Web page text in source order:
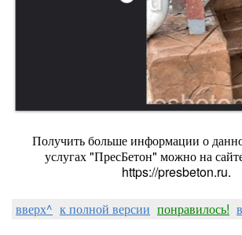
Получить больше информации о
услугах "ПресБетон" можно на
https://presbeton.ru.
вверх^ к полной версии понравилось!